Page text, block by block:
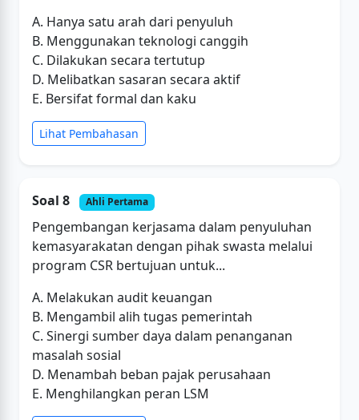
A. Hanya satu arah dari penyuluh
B. Menggunakan teknologi canggih
C. Dilakukan secara tertutup
D. Melibatkan sasaran secara aktif
E. Bersifat formal dan kaku
Lihat Pembahasan
Soal 8 Ahli Pertama
Pengembangan kerjasama dalam penyuluhan
kemasyarakatan dengan pihak swasta melalui
program CSR bertujuan untuk...
A. Melakukan audit keuangan
B. Mengambil alih tugas pemerintah
C. Sinergi sumber daya dalam penanganan
masalah sosial
D. Menambah beban pajak perusahaan
E. Menghilangkan peran LSM